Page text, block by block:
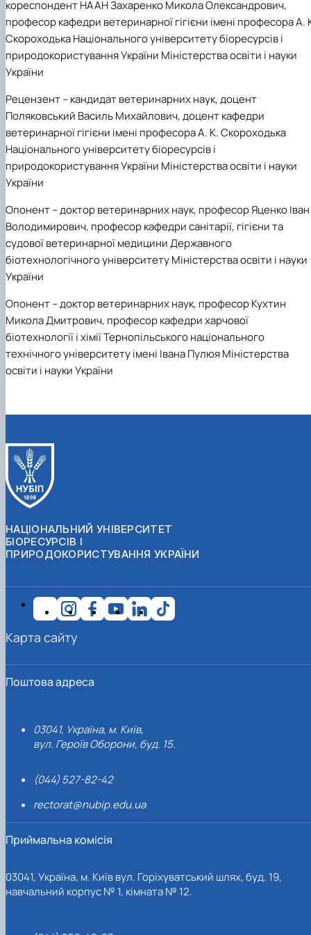
кореспондент НААН Захаренко Микола Олександрович,
професор кафедри ветеринарної гігієни імені професора А.
Скороходька Національного університету біоресурсів і
природокористування України Міністерства освіти і науки
України
Рецензент– кандидат ветеринарних наук, доцент
Поляковський Василь Михайлович, доцент кафедри
ветеринарної гігієни імені професора А. К. Скороходька
Національного університету біоресурсів і
природокористування України Міністерства освіти і науки
України
Опонент– доктор ветеринарних наук, професор Яценко Іван
Володимирович, професор кафедри санітарії, гігієни та
судової ветеринарної медицини Державного
біотехнологічного університету Міністерства освіти і науки
України
Опонент– доктор ветеринарних наук, професор Кухтин
Микола Дмитрович, професор кафедри харчової
біотехнології і хімії Тернопільського національного
технічного університету імені Івана Пулюя Міністерства
освіти і науки України
НАЦІОНАЛЬНИЙ УНІВЕРСИТЕТ
БІОРЕСУРСІВ І
ПРИРОДОКОРИСТУВАННЯ УКРАЇНИ
Поштова адреса
03041, Україна, м. Київ,
вул. Героїв Оборони, буд. 15.
(044) 527-82-42
rectorat@nubip.edu.ua
Приймальна комісія
03041, Україна, м. Київ вул. Горіхуватський шлях, буд. 19,
навчальний корпус № 1, кімната № 12.
Карта сайту